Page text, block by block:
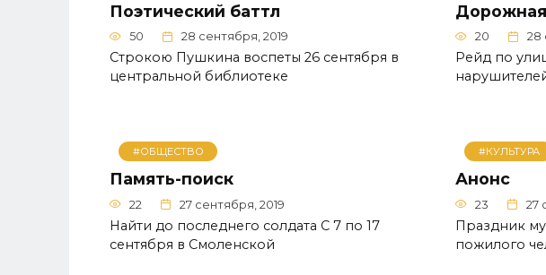
Поэтический баттл
50 28 сентября, 2019
Строкою Пушкина воспеты 26 сентября в
центральной библиотеке
Дорожная
20 28
Рейд по
#ОБЩЕСТВО
Память-поиск
22 27 сентября, 2019
Найти до последнего солдата С 7 по 17
сентября в Смоленской
#КУЛЬТУРА
Анонс
23 27
Праздник
пожилого